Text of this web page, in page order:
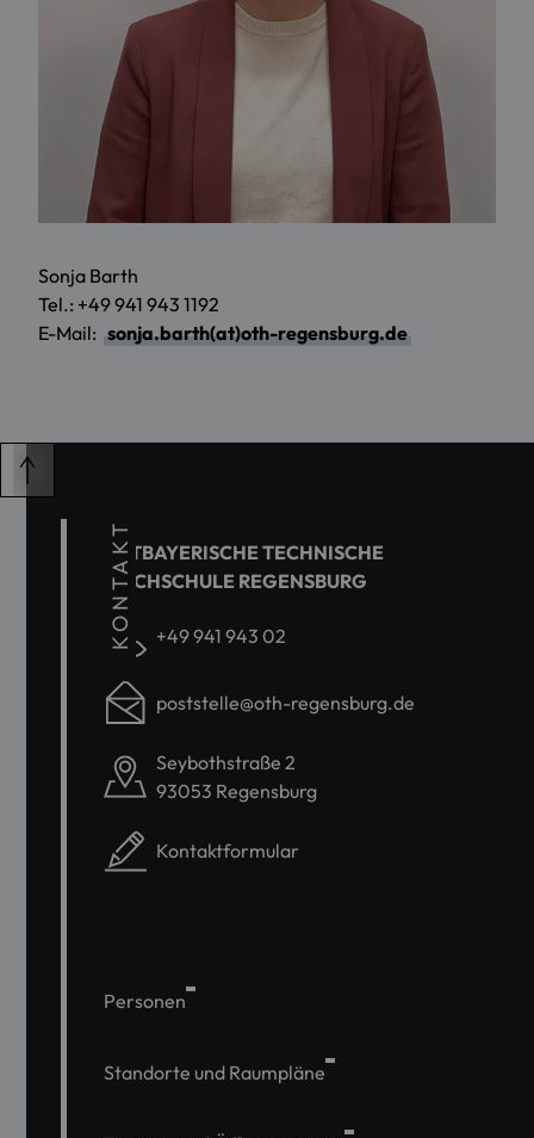
Sonja Barth
Tel.: +49 941 943 1192
E-Mail: sonja.barth(at)oth-regensburg.de
KONTAKT
OSTBAYERISCHE TECHNISCHE
HOCHSCHULE REGENSBURG
+49 941 943 02
poststelle@oth-regensburg.de
Seybothstraße 2
93053 Regensburg
Kontaktformular
Personen
Standorte und Raumpläne